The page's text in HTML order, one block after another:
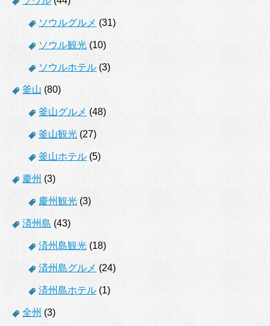
ソウルグルメ (31)
ソウル観光 (10)
ソウルホテル (3)
釜山 (80)
釜山グルメ (48)
釜山観光 (27)
釜山ホテル (5)
慶州 (3)
慶州観光 (3)
済州島 (43)
済州島観光 (18)
済州島グルメ (24)
済州島ホテル (1)
全州 (3)